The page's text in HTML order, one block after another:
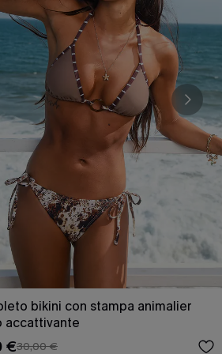
bikini con stampa animalier
accattivante
€30,00 €
nelle
il tutto